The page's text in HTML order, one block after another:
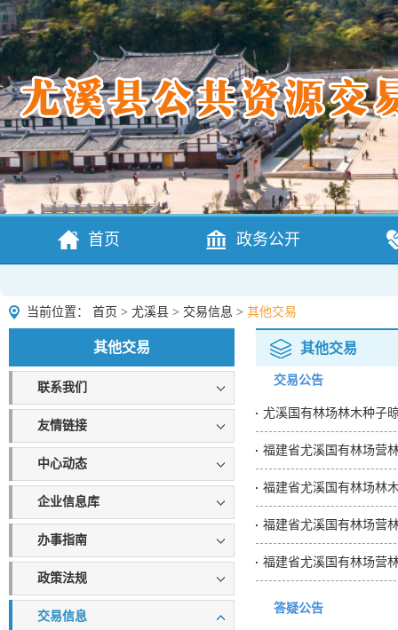
首页 政务公开
当前位置： 首页 > 尤溪县 > 交易信息 > 其他交易
其他交易
联系我们
友情链接
中心动态
企业信息库
办事指南
政策法规
交易信息
其他交易
交易公告
尤溪国有林场林木种子
福建省尤溪国有林场林
福建省尤溪国有林场营
福建省尤溪国有林场营
答疑公告